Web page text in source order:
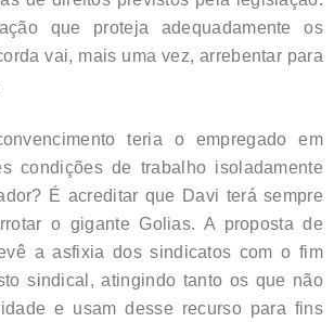
que proteja adequadamente os
vai, mais uma vez, arrebentar para
teria o empregado em
condições de trabalho isoladamente
É acreditar que Davi terá sempre
o gigante Golias. A proposta de
a asfixia dos sindicatos com o fim
sindical, atingindo tanto os que não
e usam desse recurso para fins